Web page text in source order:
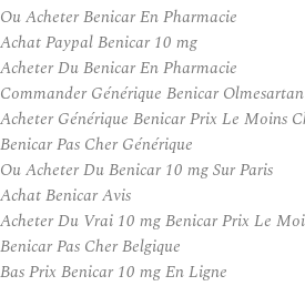
Ou Acheter Benicar En Pharmacie
Achat Paypal Benicar 10 mg
Acheter Du Benicar En Pharmacie
Commander Générique Benicar
Acheter Générique Benicar Prix Le Moins
Benicar Pas Cher Générique
Ou Acheter Du Benicar 10 mg Sur Paris
Achat Benicar Avis
Acheter Du Vrai 10 mg Benicar Prix Le
Benicar Pas Cher Belgique
Bas Prix Benicar 10 mg En Ligne